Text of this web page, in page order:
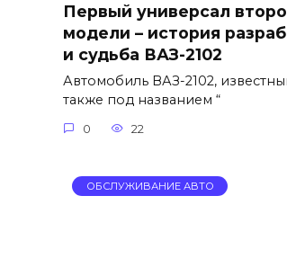
Первый универсал
модели – история
и судьба ВАЗ-2102
Автомобиль ВАЗ-2102,
также под названием “
0 22
ОБСЛУЖИВАНИЕ АВТО